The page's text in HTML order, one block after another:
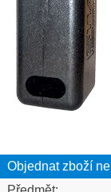
Objednat zboží